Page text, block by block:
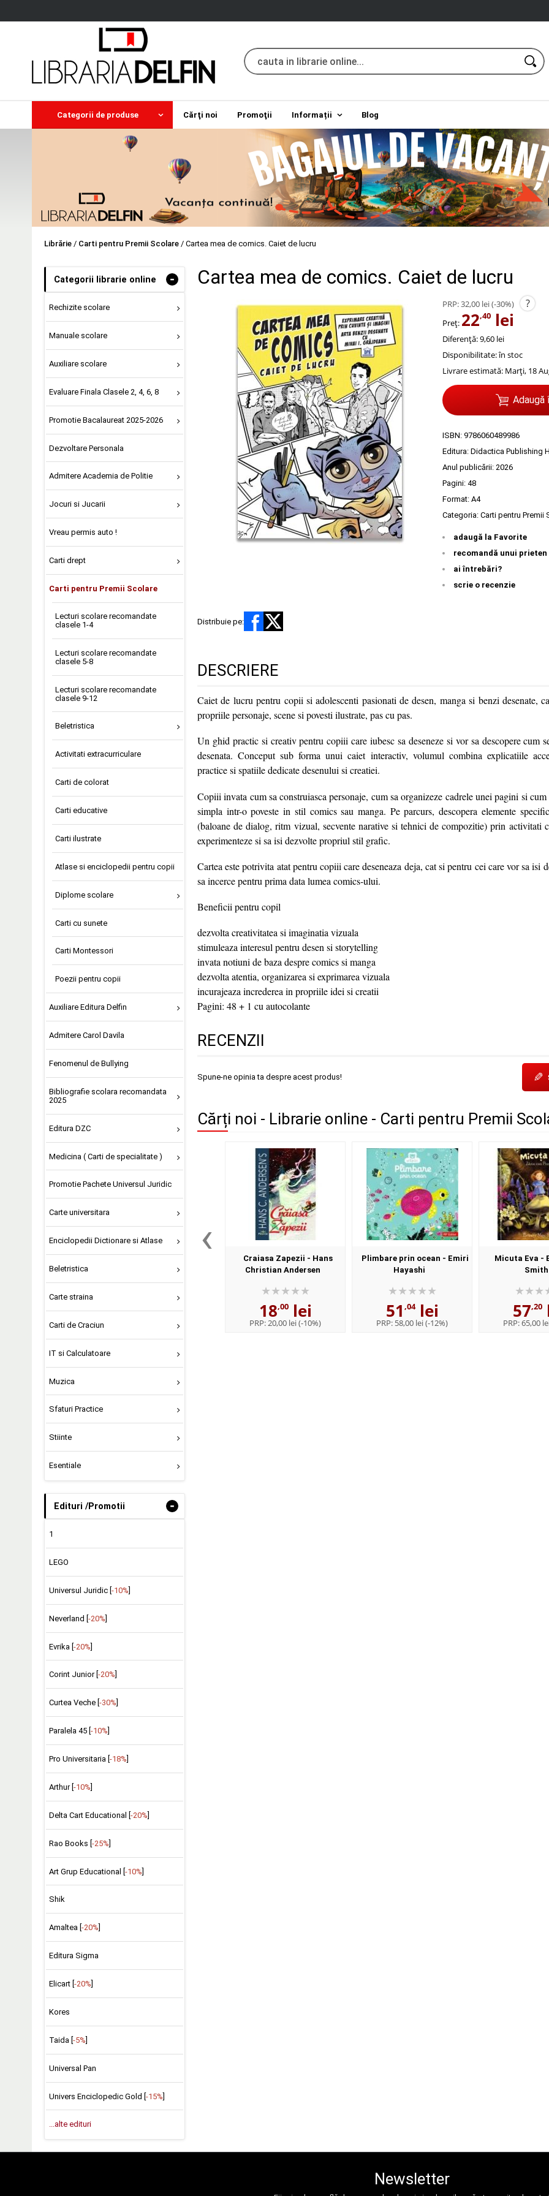
Categorii de produse Cărţi noi Promoţii Informații Blog
Librărie / Carti pentru Premii Scolare / Cartea mea de comics. Caiet de lucru
Categorii librarie online -
Rechizite scolare
Manuale scolare
Auxiliare scolare
Evaluare Finala Clasele 2, 4, 6, 8
Promotie Bacalaureat 2025-2026
Dezvoltare Personala
Admitere Academia de Politie
Jocuri si Jucarii
Vreau permis auto !
Carti drept
Carti pentru Premii Scolare
Lecturi scolare recomandate
clasele 1-4
Lecturi scolare recomandate
clasele 5-8
Lecturi scolare recomandate
clasele 9-12
Beletristica
Activitati extracurriculare
Carti de colorat
Carti educative
Carti ilustrate
Atlase si enciclopedii pentru copii
Diplome scolare
Carti cu sunete
Carti Montessori
Poezii pentru copii
Auxiliare Editura Delfin
Admitere Carol Davila
Fenomenul de Bullying
Bibliografie scolara recomandata
2025
Editura DZC
Medicina ( Carti de specialitate )
Promotie Pachete Universul Juridic
Carte universitara
Enciclopedii Dictionare si Atlase
Beletristica
Carte straina
Carti de Craciun
IT si Calculatoare
Muzica
Sfaturi Practice
Stiinte
Esentiale
Edituri /Promotii -
1
LEGO
Universul Juridic [ -10%
Neverland [-20%]
Evrika [-20%]
Corint Junior [ -20%
Curtea Veche [ -30%
Paralela 45 [ -10%
Pro Universitaria [ -18%
Arthur [ -10%
Delta Cart Educational [ -20%
Rao Books [-25%]
Art Grup Educational [-10%]
Shik
Amaltea [ -20%
Editura Sigma
Elicart [ -20%
Kores
Taida [ -5%
Universal Pan
Univers Enciclopedic Gold [-15%]
...alte edituri
Cartea mea de comics. Caiet de lucru
PRP:32,00 lei(-30%) ?
Preț: 22,40 lei
Diferență: 9,60 lei
Disponibilitate:în stoc
Livrare estimată: Marți, 18
Adaugă
ISBN: 9786060489986
Editura: Didactica Publishing
Anul publicării: 2026
Pagini: 48
Format: A4
Categoria: Carti pentru Premii
adaugă la Favorite
recomandă unui prieten
ai întrebări?
scrie o recenzie
Distribuie pe:
DESCRIERE
Caiet de lucru pentru copii si adolescenti pasionati de desen, manga si benzi desenate,
propriile personaje, scene si povesti ilustrate, pas cu pas.
Un ghid practic si creativ pentru copiii care iubesc sa deseneze si vor sa descopere cum
desenata. Conceput sub forma unui caiet interactiv, volumul combina explicatiile
practice si spatiile dedicate desenului si creatiei.
Copiii invata cum sa construiasca personaje, cum sa organizeze cadrele unei pagini si
simpla intr-o poveste in stil comics sau manga. Pe parcurs, descopera elemente
(baloane de dialog, ritm vizual, secvente narative si tehnici de compozitie) prin activitati
experimenteze si sa isi dezvolte propriul stil grafic.
Cartea este potrivita atat pentru copiii care deseneaza deja, cat si pentru cei care vor sa isi
sa incerce pentru prima data lumea comics-ului.
Beneficii pentru copil
dezvolta creativitatea si imaginatia vizuala
stimuleaza interesul pentru desen si storytelling
invata notiuni de baza despre comics si manga
dezvolta atentia, organizarea si exprimarea vizuala
incurajeaza increderea in propriile idei si creatii
Pagini: 48 + 1 cu autocolante
RECENZII
Spune-ne opinia ta despre acest produs! ✎
Cărți noi - Librarie online - Carti pentru Premii
‹
Craiasa Zapezii - Hans
Christian Andersen
18,00lei
PRP:20,00 lei(-10%)
Plimbare prin ocean - Emiri
Hayashi
51 ,04lei
PRP: 58,00 lei(-12%)
Micuta Eva -
Smith
57,20
PRP:65,00
Newsletter